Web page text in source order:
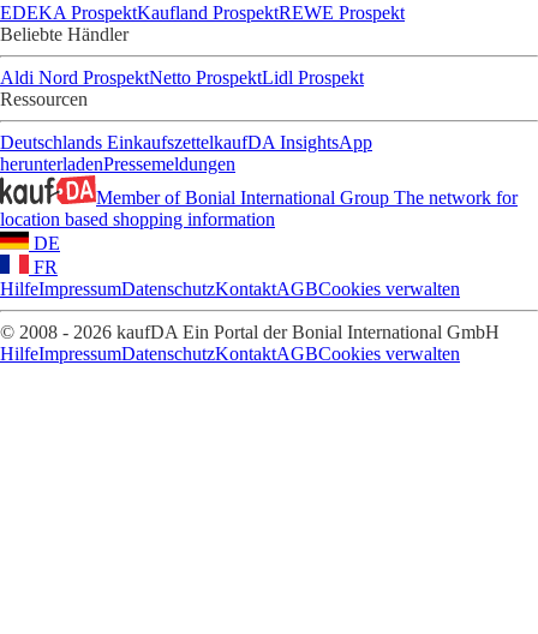
EDEKA ProspektKaufland ProspektREWE Prospekt
Beliebte Händler
Aldi Nord ProspektNetto ProspektLidl Prospekt
Ressourcen
Deutschlands EinkaufszettelkaufDA InsightsApp
herunterladenPressemeldungen
Member of Bonial International Group The network for
location based shopping information
DE
FR
HilfeImpressumDatenschutzKontaktAGBCookies verwalten
© 2008 - 2026 kaufDA Ein Portal der Bonial International GmbH
HilfeImpressumDatenschutzKontaktAGBCookies verwalten